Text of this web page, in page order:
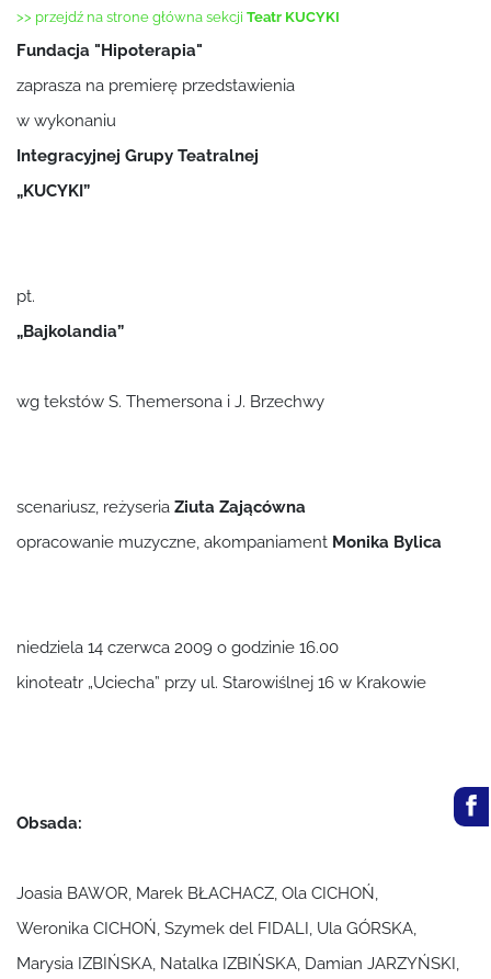
>> przejdź na strone główna sekcji Teatr KUCYKI
Fundacja "Hipoterapia"
zaprasza na premierę przedstawienia
w wykonaniu
Integracyjnej Grupy Teatralnej
„KUCYKI”
pt.
„Bajkolandia”
wg tekstów S. Themersona i J. Brzechwy
scenariusz, reżyseria Ziuta Zającówna
opracowanie muzyczne, akompaniament Monika Bylica
niedziela 14 czerwca 2009 o godzinie 16.00
kinoteatr „Uciecha” przy ul. Starowiślnej 16 w Krakowie
Obsada:
Joasia BAWOR, Marek BŁACHACZ, Ola CICHOŃ,
Weronika CICHOŃ, Szymek del FIDALI, Ula GÓRSKA,
Marysia IZBIŃSKA, Natalka IZBIŃSKA, Damian JARZYŃSKI,